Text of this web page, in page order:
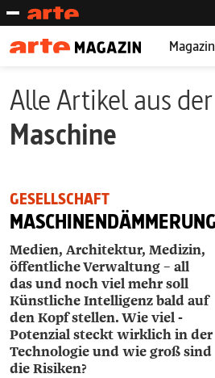
Magazin
Alle Artikel aus
Maschine
GESELLSCHAFT
Medien, Architektur, Medizin,
öffentliche Verwaltung – all
das und noch viel mehr soll
Künstliche Intelligenz bald auf
den Kopf stellen. Wie viel ­
Potenzial steckt wirklich in der
Technologie und wie groß sind
die Risiken?